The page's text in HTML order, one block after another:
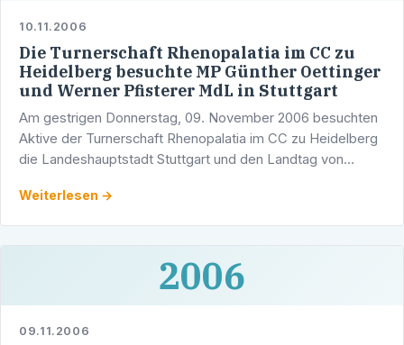
10.11.2006
Die Turnerschaft Rhenopalatia im CC zu
Heidelberg besuchte MP Günther Oettinger
und Werner Pfisterer MdL in Stuttgart
Am gestrigen Donnerstag, 09. November 2006 besuchten
Aktive der Turnerschaft Rhenopalatia im CC zu Heidelberg
die Landeshauptstadt Stuttgart und den Landtag von
Weiterlesen →
2006
09.11.2006